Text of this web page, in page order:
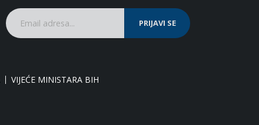
PRIJAVI SE
VIJEĆE MINISTARA BIH